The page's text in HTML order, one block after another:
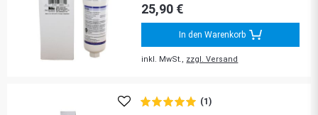
25,90 €
In den Warenkorb
inkl. MwSt., zzgl. Versand
(1)